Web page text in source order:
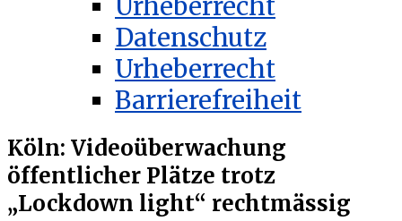
Urheberrecht
Datenschutz
Urheberrecht
Barrierefreiheit
Köln: Videoüberwachung
öffentlicher Plätze trotz
„Lockdown light“ rechtmässig